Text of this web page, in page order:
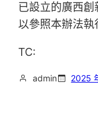
已設立的廣西
以參照本辦法執
TC:
admin 2025